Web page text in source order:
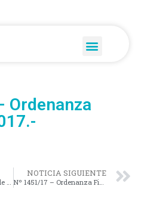
Ordenanza
Nº 001/17 – Aprobación de la Nómina de Mayores Contribuyentes.-
NOTICIA SIGUIENTE
Nº 1451/17 – Ordenanza Fiscal 2017.-